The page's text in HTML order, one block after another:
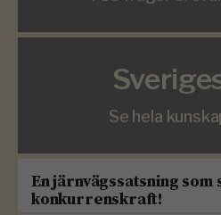
Se hela
En järnvägssatsning
konkurrenskraft!